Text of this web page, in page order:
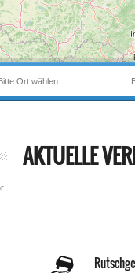
Ort wählen
AKTUELLE